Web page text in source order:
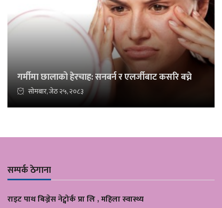
गर्मीमा छालाको हेरचाह: सनबर्न र एलर्जीबाट कसरि बच्ने
सोमबार, जेठ २५, २०८३
सम्पर्क ठेगाना
राइट पाथ बिज्नेस नेट्वोर्क प्रा लि , महिला स्वास्थ्य